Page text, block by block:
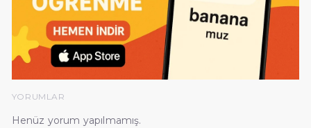
YORUMLAR
Henüz yorum yapılmamış.